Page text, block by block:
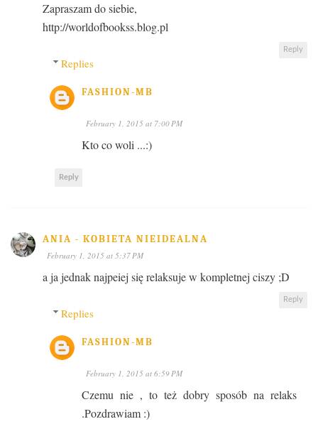
Zapraszam do siebie,
http://worldofbookss.blog.pl
Reply
Replies
FASHION-MB
February 1, 2015 at 7:00 PM
Kto co woli ...:)
Reply
ANIA - KOBIETA NIEIDEALNA
February 1, 2015 at 5:37 PM
a ja jednak najpeiej się relaksuje w kompletnej ciszy ;D
Reply
Replies
FASHION-MB
February 1, 2015 at 6:59 PM
Czemu nie , to też dobry sposób na relaks
.Pozdrawiam :)